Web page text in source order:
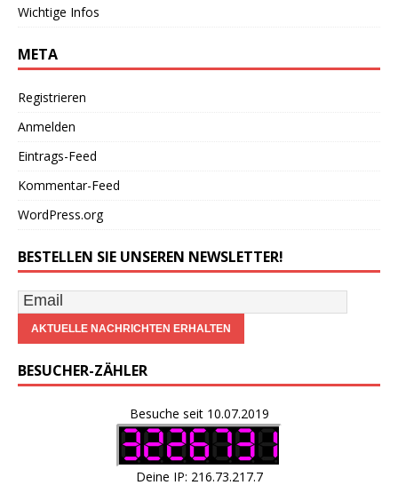
Wichtige Infos
META
Registrieren
Anmelden
Eintrags-Feed
Kommentar-Feed
WordPress.org
BESTELLEN SIE UNSEREN NEWSLETTER!
BESUCHER-ZÄHLER
Besuche seit 10.07.2019
Deine IP: 216.73.217.7